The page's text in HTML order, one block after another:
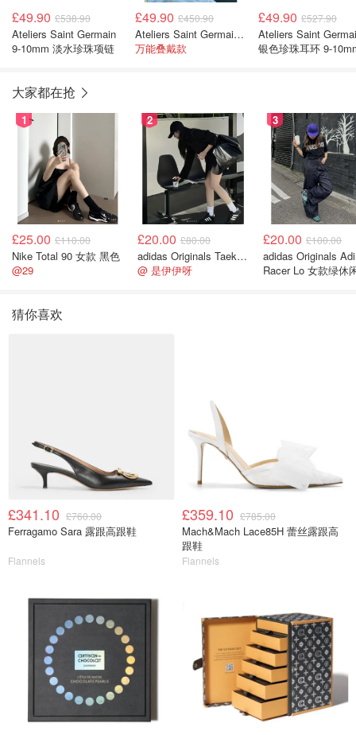
£49.90 £538.90
Ateliers Saint Germain
9-10mm 淡水珍珠项链
£49.90 £450.90
Ateliers Saint Germain 金手链 6-7mm淡水珍珠
万能叠戴款
£49.90 £527.90
Ateliers Saint
银色珍珠耳环 9-
大家都在抢
1
£25.00 £110.00
Nike Total 90 女款 黑色
@29
2
£20.00 £80.00
adidas Originals Taekwondo 女款黑色运动鞋
@ 是伊伊呀
3
£20.00 £100.00
adidas Originals Adi
Racer Lo 女款绿休
猜你喜欢
£341.10 £760.00
Ferragamo Sara 露跟高跟鞋
Flannels
£359.10 £785.00
Mach&Mach Lace85H 蕾丝露跟高
跟鞋
Flannels